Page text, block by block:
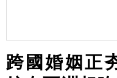
跨國婚姻正